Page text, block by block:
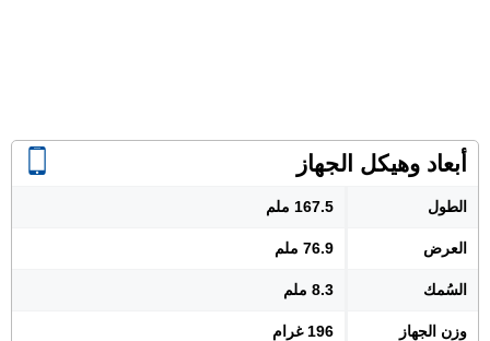
أبعاد وهيكل الجهاز
الطول 167.5 ملم
العرض 76.9 ملم
السُمك 8.3 ملم
وزن الجهاز 196 غرام